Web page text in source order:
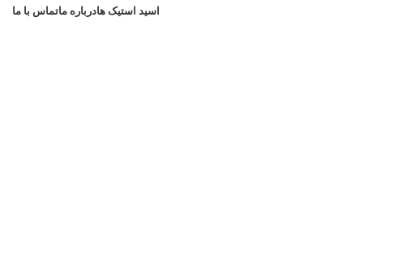
اسید استیک هادرباره ماتماس با ما